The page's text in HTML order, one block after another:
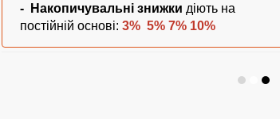
-
Накопичувальні знижки діють на
постійній основі: 3% 5% 7% 10%